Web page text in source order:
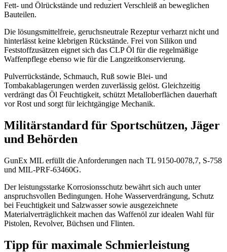
Fett- und Ölrückstände und reduziert Verschleiß an beweglichen
Bauteilen.
Die lösungsmittelfreie, geruchsneutrale Rezeptur verharzt nicht und
hinterlässt keine klebrigen Rückstände. Frei von Silikon und
Feststoffzusätzen eignet sich das CLP Öl für die regelmäßige
Waffenpflege ebenso wie für die Langzeitkonservierung.
Pulverrückstände, Schmauch, Ruß sowie Blei- und
Tombakablagerungen werden zuverlässig gelöst. Gleichzeitig
verdrängt das Öl Feuchtigkeit, schützt Metalloberflächen dauerhaft
vor Rost und sorgt für leichtgängige Mechanik.
Militärstandard für Sportschützen, Jäger
und Behörden
GunEx MIL erfüllt die Anforderungen nach TL 9150-0078,7, S-758
und MIL-PRF-63460G.
Der leistungsstarke Korrosionsschutz bewährt sich auch unter
anspruchsvollen Bedingungen. Hohe Wasserverdrängung, Schutz
bei Feuchtigkeit und Salzwasser sowie ausgezeichnete
Materialverträglichkeit machen das Waffenöl zur idealen Wahl für
Pistolen, Revolver, Büchsen und Flinten.
Tipp für maximale Schmierleistung